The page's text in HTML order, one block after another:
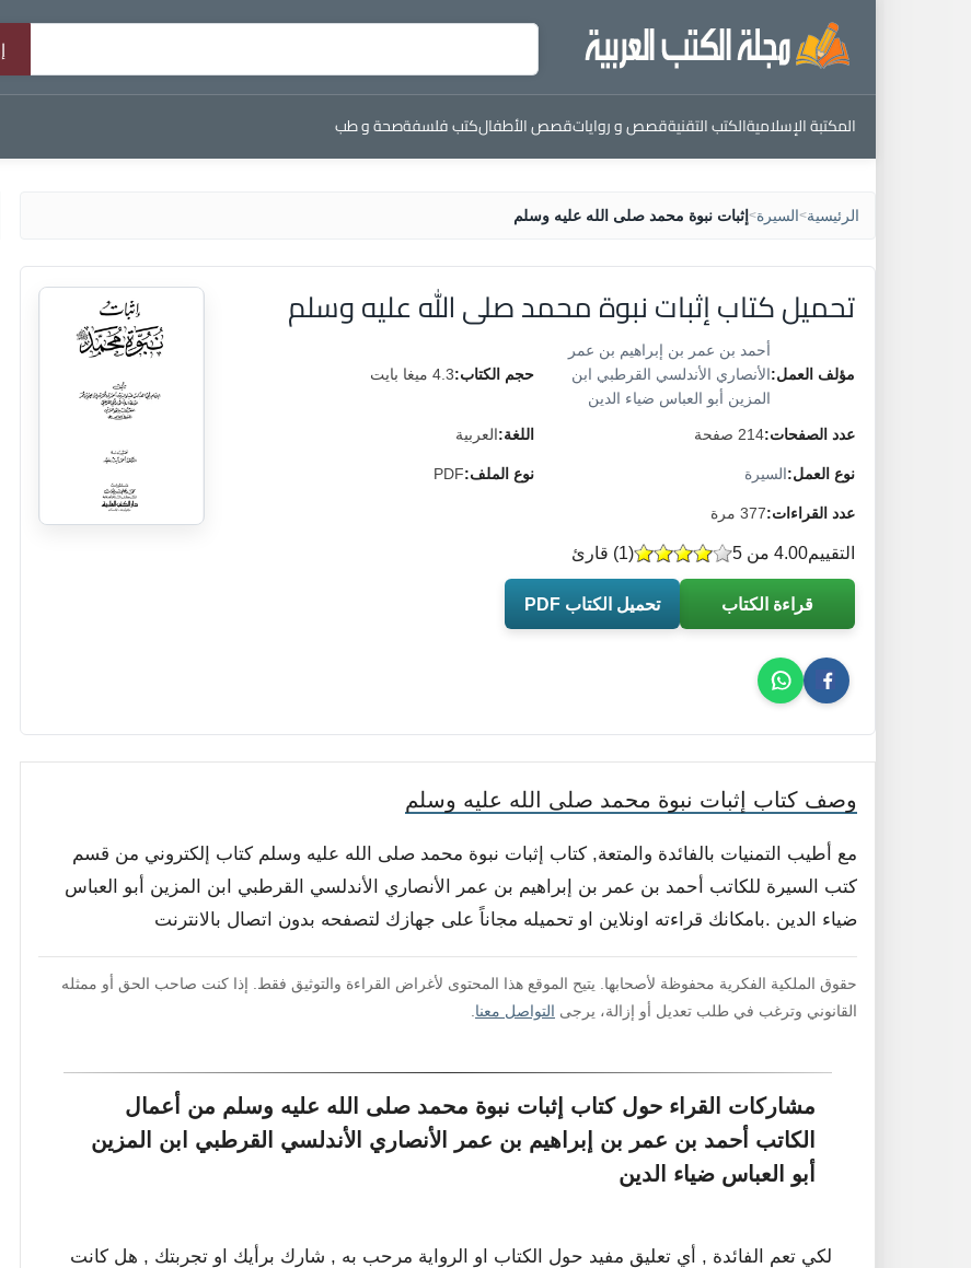
المكتبة الإسلاميةالكتب التقنيةقصص و رواياتقصص الأطفالكتب فلسفةصحة و طب
الرئيسية>السيرة> إثبات نبوة محمد صلى الله عليه وسلم
تحميل كتاب إثبات نبوة محمد صلى الله عليه وسلم
مؤلف العمل:
أحمد بن عمر بن إبراهيم بن عمر
الأنصاري الأندلسي القرطبي ابن
المزين أبو العباس ضياء الدين
حجم الكتاب:4.3 ميغا بايت
عدد الصفحات:214 صفحة اللغة:العربية
نوع العمل:السيرة نوع الملف:PDF
عدد القراءات:377 مرة
التقييم (
1) قارئ 4.00 من 5
قراءة الكتاب تحميل الكتاب PDF
وصف كتاب إثبات نبوة محمد صلى الله عليه وسلم
مع أطيب التمنيات بالفائدة والمتعة, كتاب إثبات نبوة محمد صلى الله عليه وسلم كتاب إلكتروني من قسم
كتب السيرة للكاتب أحمد بن عمر بن إبراهيم بن عمر الأنصاري الأندلسي القرطبي ابن المزين أبو العباس
ضياء الدين .بامكانك قراءته اونلاين او تحميله مجاناً على جهازك لتصفحه بدون اتصال بالانترنت
حقوق الملكية الفكرية محفوظة لأصحابها. يتيح الموقع هذا المحتوى لأغراض القراءة والتوثيق فقط. إذا كنت صاحب الحق أو ممثله
القانوني وترغب في طلب تعديل أو إزالة، يرجى التواصل معنا
مشاركات القراء حول كتاب إثبات نبوة محمد صلى الله عليه وسلم من أعمال
الكاتب أحمد بن عمر بن إبراهيم بن عمر الأنصاري الأندلسي القرطبي ابن المزين
أبو العباس ضياء الدين
لكي تعم الفائدة , أي تعليق مفيد حول الكتاب او الرواية مرحب به , شارك برأيك او تجربتك , هل كانت